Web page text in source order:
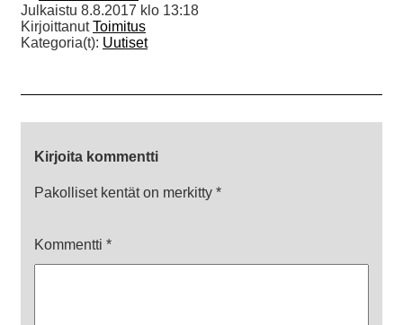
Julkaistu 8.8.2017 klo 13:18
KirjoittanutToimitus
Kategoria(t): Uutiset
Kirjoita kommentti
Pakolliset kentät on merkitty *
Kommentti *